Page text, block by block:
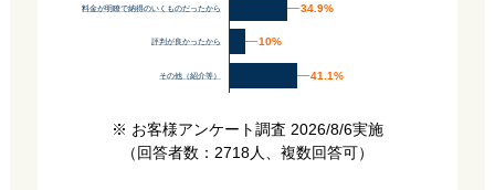
料金が明瞭で納得のいくものだったから
評判が良かったから
その他（紹介等）
34.9%
34.9%
10%
10%
41.1%
41.1%
※ お客様アンケート調査 2026/8/6実施
（回答者数：2718人、複数回答可）